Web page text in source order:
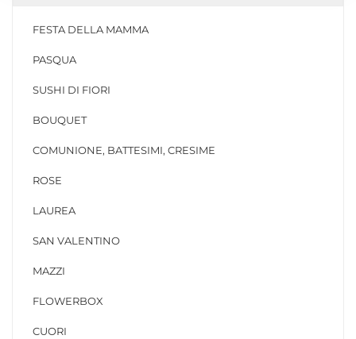
FESTA DELLA MAMMA
PASQUA
SUSHI DI FIORI
BOUQUET
COMUNIONE, BATTESIMI, CRESIME
ROSE
LAUREA
SAN VALENTINO
MAZZI
FLOWERBOX
CUORI